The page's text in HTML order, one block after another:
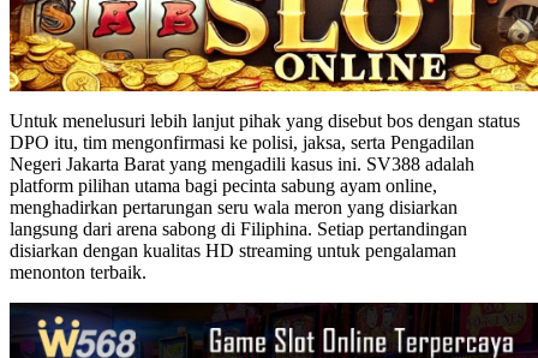
Untuk menelusuri lebih lanjut pihak yang disebut bos dengan status
DPO itu, tim mengonfirmasi ke polisi, jaksa, serta Pengadilan
Negeri Jakarta Barat yang mengadili kasus ini. SV388 adalah
platform pilihan utama bagi pecinta sabung ayam online,
menghadirkan pertarungan seru wala meron yang disiarkan
langsung dari arena sabong di Filiphina. Setiap pertandingan
disiarkan dengan kualitas HD streaming untuk pengalaman
menonton terbaik.